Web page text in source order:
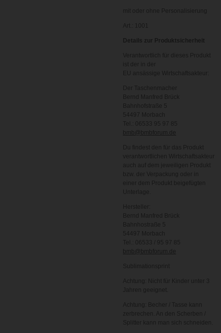
mit oder ohne Personalisierung
Art.: 1001
Details zur Produktsicherheit
Verantwortlich für dieses Produkt
ist der in der
EU ansässige Wirtschaftsakteur:
Der Taschenmacher
Bernd Manfred Brück
Bahnhofstraße 5
54497 Morbach
Tel.: 06533 95 97 85
bmb@bmbforum.de
Du findest den für das Produkt
verantwortlichen Wirtschaftsakteur
auch auf dem jeweiligen Produkt
bzw. der Verpackung oder in
einer dem Produkt beigefügten
Unterlage.
Hersteller:
Bernd Manfred Brück
Bahnhostraße 5
54497 Morbach
Tel.: 06533 / 95 97 85
bmb@bmbforum.de
Sublimationsprint
Achtung: Nicht für Kinder unter 3
Jahren geeignet.
Achtung: Becher / Tasse kann
zerbrechen. An den Scherben /
Splitter kann man sich schneiden.